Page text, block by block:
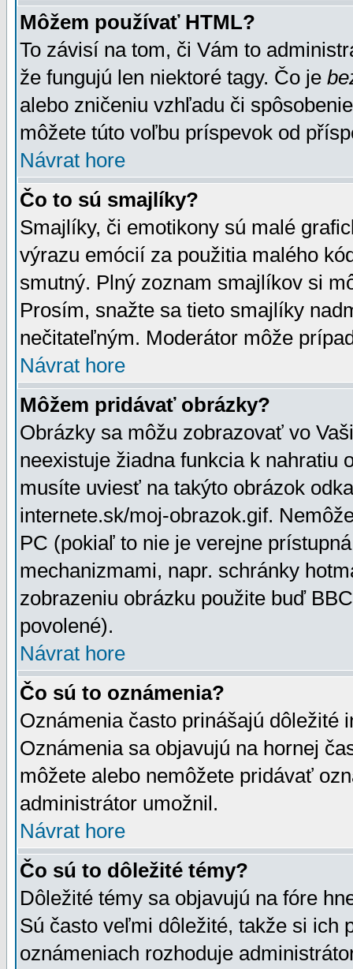
Môžem používať HTML?
To závisí na tom, či Vám to
že fungujú len niektoré tagy. Čo je
alebo zničeniu vzhľadu či
môžete túto voľbu príspevok od
Návrat hore
Čo to sú smajlíky?
Smajlíky, či emotikony sú malé
výrazu emócií za použitia malého
smutný. Plný zoznam smajlíkov si
Prosím, snažte sa tieto smajlíky
nečitateľným. Moderátor môže
Návrat hore
Môžem pridávať obrázky?
Obrázky sa môžu zobrazovať vo
neexistuje žiadna funkcia k nahratiu
musíte uviesť na takýto obrázok
internete.sk/moj-obrazok.gif.
PC (pokiaľ to nie je verejne
mechanizmami, napr. schránky
zobrazeniu obrázku použite buď
povolené).
Návrat hore
Čo sú to oznámenia?
Oznámenia často prinášajú dôležité
Oznámenia sa objavujú na hornej
môžete alebo nemôžete pridávať
administrátor umožnil.
Návrat hore
Čo sú to dôležité témy?
Dôležité témy sa objavujú na fóre
Sú často veľmi dôležité, takže si ich
oznámeniach rozhoduje